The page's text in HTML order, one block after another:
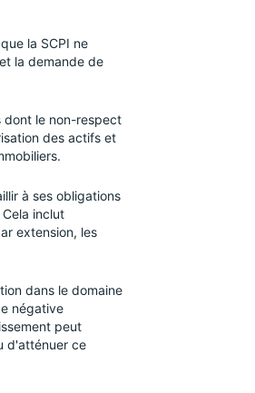
la SCPI ne
la demande de
dont le non-respect
des actifs et
à ses obligations
inclut
extension, les
dans le domaine
négative
peut
d'atténuer ce